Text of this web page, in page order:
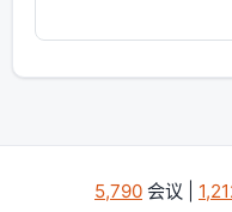
5,790 会议 |